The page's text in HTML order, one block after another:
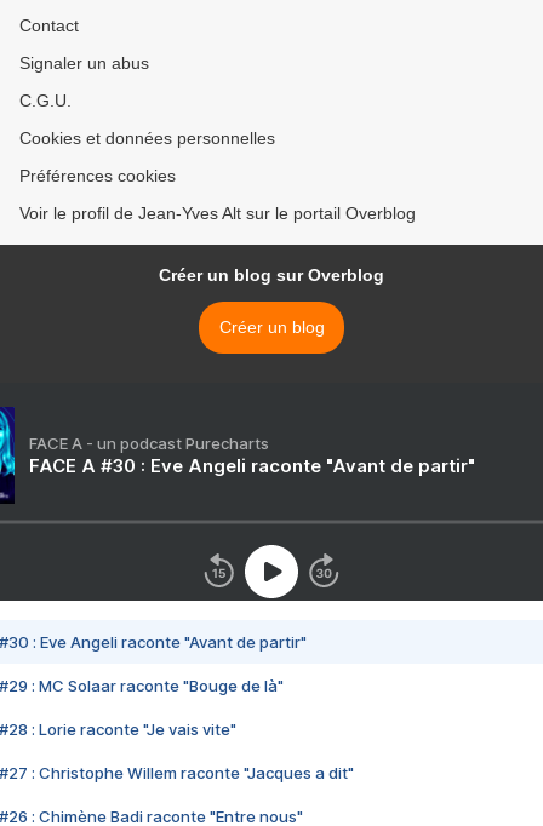
Contact
Signaler un abus
C.G.U.
Cookies et données personnelles
Préférences cookies
Voir le profil de Jean-Yves Alt sur le portail Overblog
Créer un blog sur Overblog
Créer un blog
FACE A - un podcast Purecharts
FACE A #30 : Eve Angeli raconte "Avant de partir"
#30 : Eve Angeli raconte "Avant de partir"
#29 : MC Solaar raconte "Bouge de là"
#28 : Lorie raconte "Je vais vite"
#27 : Christophe Willem raconte "Jacques a dit"
#26 : Chimène Badi raconte "Entre nous"